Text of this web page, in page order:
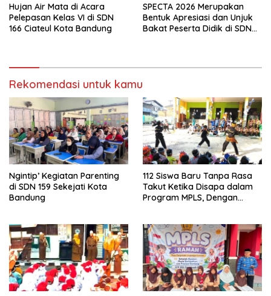
Hujan Air Mata di Acara
Pelepasan Kelas VI di SDN
166 Ciateul Kota Bandung
SPECTA 2026 Merupakan
Bentuk Apresiasi dan Unjuk
Bakat Peserta Didik di SDN
Rekomendasi untuk kamu
Ngintip’ Kegiatan Parenting
di SDN 159 Sekejati Kota
Bandung
112 Siswa Baru Tanpa Rasa
Takut Ketika Disapa dalam
Program MPLS, Dengan
Cigondewah